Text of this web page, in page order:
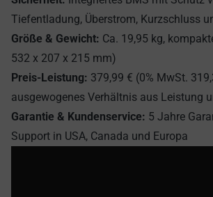
Tiefentladung, Überstrom, Kurzschluss
Größe & Gewicht: Ca. 19,95 kg,
532 x 207 x 215 mm)
Preis-Leistung: 379,99 € (0% MwSt.
ausgewogenes Verhältnis aus Leistung
Garantie & Kundenservice: 5 Jahre
Support in USA, Canada und Europa